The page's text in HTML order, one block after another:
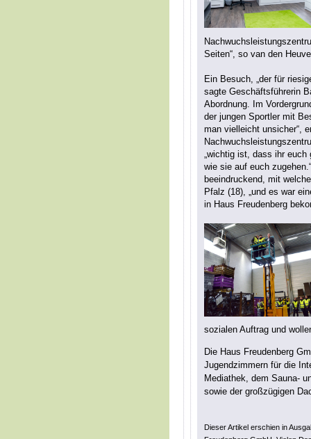
Seiten“, so van den
Ein Besuch, „der für
sagte Geschäftsführerin
Abordnung. Im
der jungen Sportler mit
man vielleicht unsicher“,
„wichtig ist, dass ihr
wie sie auf euch
beeindruckend, mit
Pfalz (18), „und es war
in Haus Freudenberg
sozialen Auftrag und
Die Haus Freudenberg
Jugendzimmern für die
Mediathek, dem Sauna-
sowie der großzügigen
Dieser Artikel erschien in